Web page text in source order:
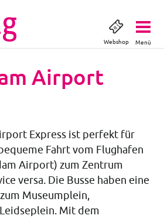
Webshop Menü
Airport
Express ist perfekt für
Fahrt vom Flughafen
Airport) zum Zentrum
versa. Die Busse haben eine
Museumplein,
Mit dem